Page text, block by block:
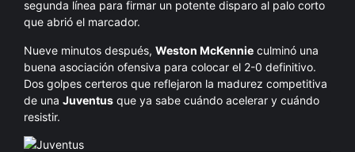
segunda línea para firmar un potente disparo al palo corto
que abrió el marcador.
Nueve minutos después, Weston McKennie culminó una
buena asociación ofensiva para colocar el 2-0 definitivo.
Dos golpes certeros que reflejaron la madurez competitiva
de una Juventus que ya sabe cuándo acelerar y cuándo
resistir.